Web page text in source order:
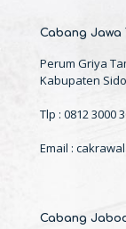
Cabang Jawa
Perum Griya
Kabupaten
Tlp : 0812 3000
Email :
Cabang